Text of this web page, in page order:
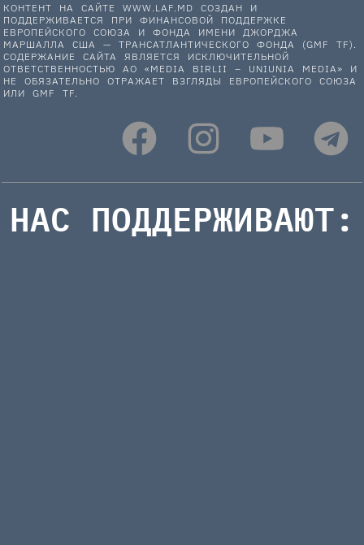
КОНТЕНТ НА САЙТЕ WWW.LAF.MD СОЗДАН И
ПОДДЕРЖИВАЕТСЯ ПРИ ФИНАНСОВОЙ ПОДДЕРЖКЕ
ЕВРОПЕЙСКОГО СОЮЗА И ФОНДА ИМЕНИ ДЖОРДЖА
МАРШАЛЛА США — ТРАНСАТЛАНТИЧЕСКОГО ФОНДА (GMF TF).
СОДЕРЖАНИЕ САЙТА ЯВЛЯЕТСЯ ИСКЛЮЧИТЕЛЬНОЙ
ОТВЕТСТВЕННОСТЬЮ АО «MEDIA BIRLII – UNIUNIA MEDIA» И
НЕ ОБЯЗАТЕЛЬНО ОТРАЖАЕТ ВЗГЛЯДЫ ЕВРОПЕЙСКОГО СОЮЗА
ИЛИ GMF TF.
НАС ПОДДЕРЖИВАЮТ: